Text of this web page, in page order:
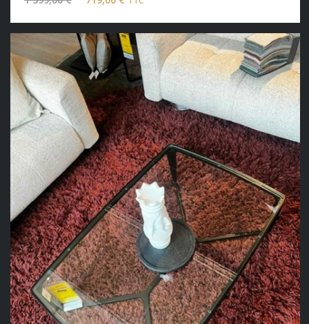
initial
était :
1
399,00 €.
actuel
est :
719,00 €.